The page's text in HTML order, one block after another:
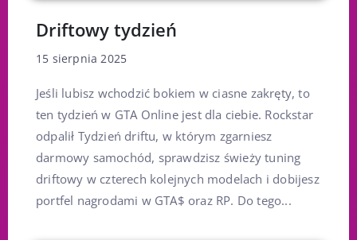
Driftowy tydzień
15 sierpnia 2025
Jeśli lubisz wchodzić bokiem w ciasne zakręty, to
ten tydzień w GTA Online jest dla ciebie. Rockstar
odpalił Tydzień driftu, w którym zgarniesz
darmowy samochód, sprawdzisz świeży tuning
driftowy w czterech kolejnych modelach i dobijesz
portfel nagrodami w GTA$ oraz RP. Do tego...